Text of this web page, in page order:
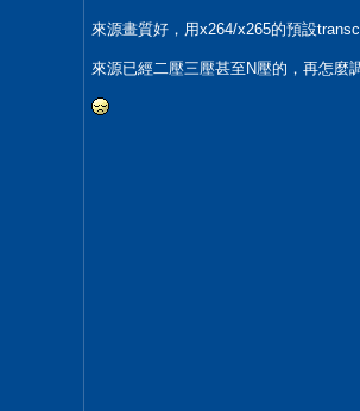
來源畫質好，用x264/x265的預設
來源已經二壓三壓甚至N壓的，再怎